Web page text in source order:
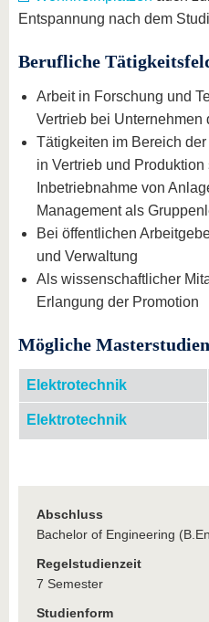
Entspannung nach dem
Berufliche
Arbeit in Forschung und
Vertrieb bei
Tätigkeiten im Bereich
in Vertrieb und Produktion
Inbetriebnahme von
Management als
Bei öffentlichen
und Verwaltung
Als wissenschaftlicher
Erlangung der Promotion
Mögliche
Elektrotechnik
Elektrotechnik
Abschluss
Bachelor of Engineering
Regelstudienzeit
7 Semester
Studienform